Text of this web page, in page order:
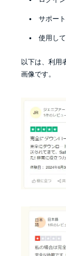
サポー
使用し
以下は、利用
画像です。